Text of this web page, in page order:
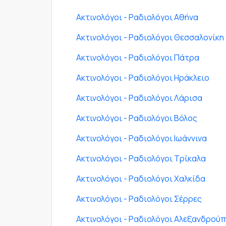
Ακτινολόγοι - Ραδιολόγοι Αθήνα
Ακτινολόγοι - Ραδιολόγοι Θεσσαλονίκη
Ακτινολόγοι - Ραδιολόγοι Πάτρα
Ακτινολόγοι - Ραδιολόγοι Ηράκλειο
Ακτινολόγοι - Ραδιολόγοι Λάρισα
Ακτινολόγοι - Ραδιολόγοι Βόλος
Ακτινολόγοι - Ραδιολόγοι Ιωάννινα
Ακτινολόγοι - Ραδιολόγοι Τρίκαλα
Ακτινολόγοι - Ραδιολόγοι Χαλκίδα
Ακτινολόγοι - Ραδιολόγοι Σέρρες
Ακτινολόγοι - Ραδιολόγοι